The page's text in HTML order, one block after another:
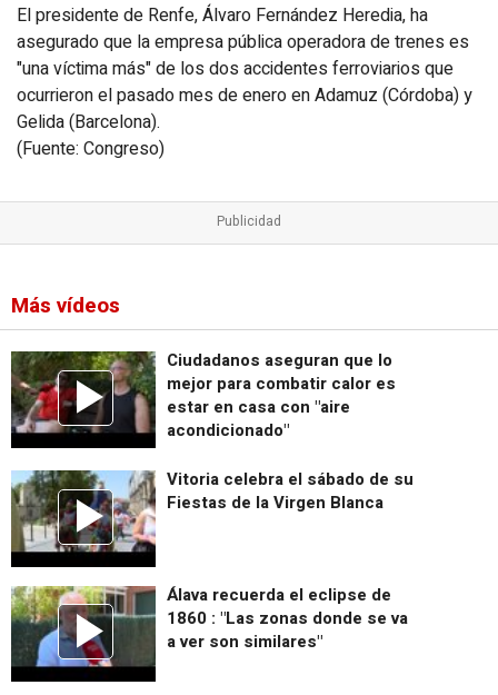
El presidente de Renfe, Álvaro Fernández Heredia, ha
asegurado que la empresa pública operadora de trenes es
"una víctima más" de los dos accidentes ferroviarios que
ocurrieron el pasado mes de enero en Adamuz (Córdoba) y
Gelida (Barcelona).
(Fuente: Congreso)
Más vídeos
Ciudadanos aseguran que lo
mejor para combatir calor es
estar en casa con "aire
acondicionado"
Vitoria celebra el sábado de su
Fiestas de la Virgen Blanca
Álava recuerda el eclipse de
1860 : "Las zonas donde se va
a ver son similares"